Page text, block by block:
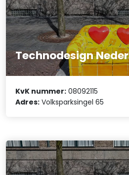
Technodesign
KvK nummer: 08092115
Adres: Volksparksingel 65